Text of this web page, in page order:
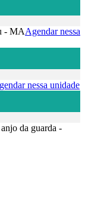
- MAAgendar nessa
nessa unidade
da guarda -